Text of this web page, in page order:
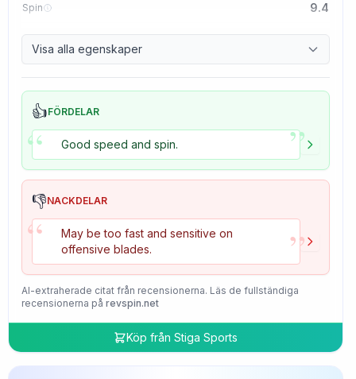
Spin 9.4
Control 8.5
Tackiness 5.0
Visa alla egenskaper
👍FÖRDELAR
“ Good speed and spin. ”
👎NACKDELAR
“
May be too fast and sensitive on
offensive blades.
”
AI-extraherade citat från recensionerna. Läs de fullständiga
recensionerna på revspin.net
Köp från Stiga Sports